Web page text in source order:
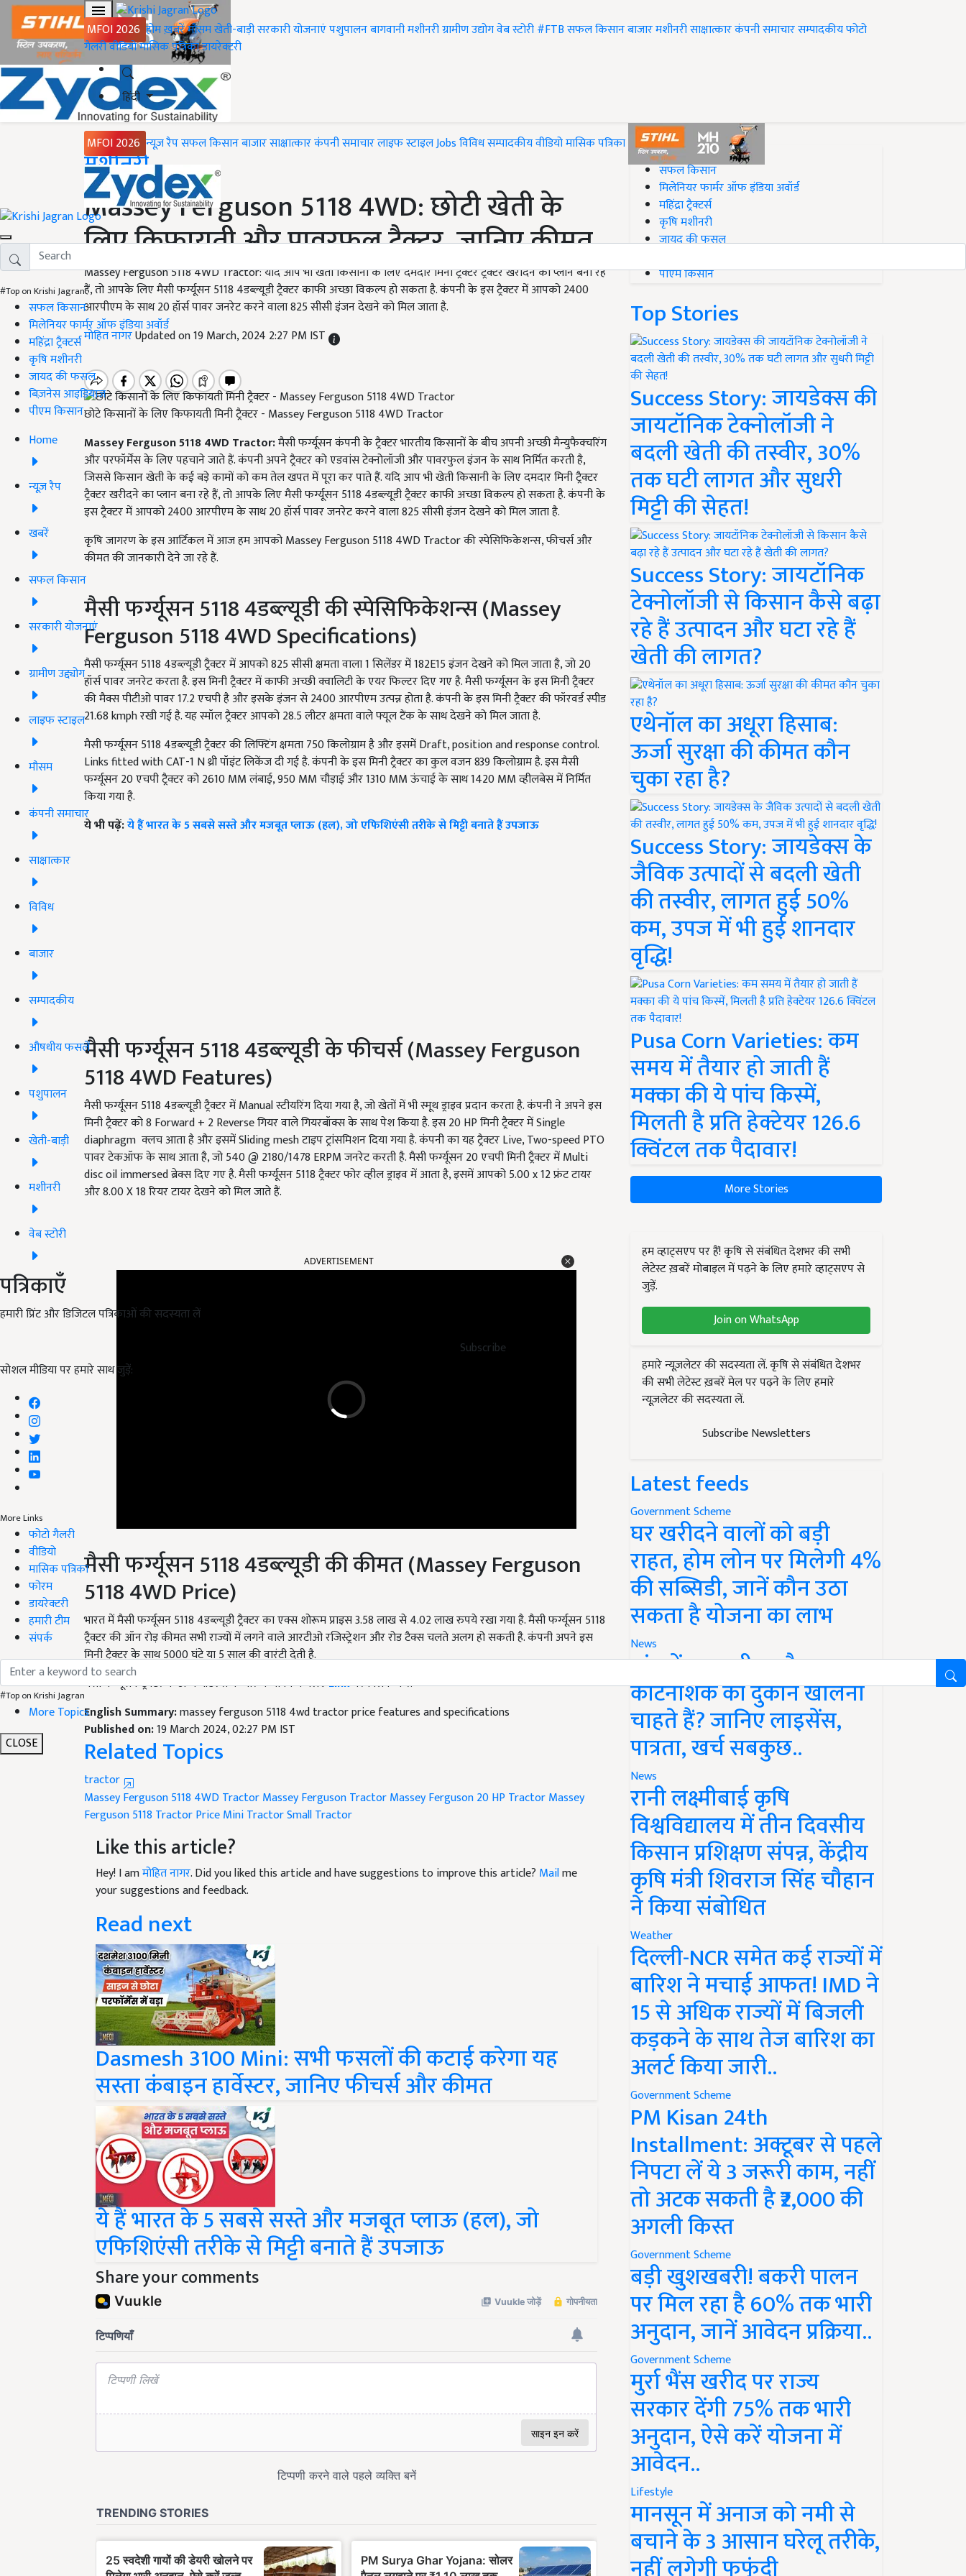
MFOI 2026 होमख़बरेंमौसमखेती-बाड़ीसरकारी योजनाएंपशुपालनबागवानीमशीनरीग्रामीण उद्योगवेब स्टोरी#FTBसफल किसानबाजारमशीनरीसाक्षात्कारकंपनी समाचारसम्पादकीयफोटो
गैलरीवीडियोमासिक पत्रिकाडायरेक्टरी
हिंदी
MFOI 2026 न्यूज़ रैपसफल किसानबाजारसाक्षात्कारकंपनी समाचारलाइफ स्टाइलJobsविविधसम्पादकीयवीडियोमासिक पत्रिका
#Top on Krishi Jagran
सफल किसान
मिलेनियर फार्मर ऑफ इंडिया अवॉर्ड
महिंद्रा ट्रैक्टर्स
कृषि मशीनरी
जायद की फसल
बिज़नेस आइडियाज
पीएम किसान
Home
न्यूज़ रैप
खबरें
सफल किसान
सरकारी योजनाएं
ग्रामीण उद्द्योग
लाइफ स्टाइल
मौसम
कंपनी समाचार
साक्षात्कार
विविध
बाजार
सम्पादकीय
औषधीय फसलें
पशुपालन
खेती-बाड़ी
मशीनरी
वेब स्टोरी
पत्रिकाएँ
हमारी प्रिंट और डिजिटल पत्रिकाओं की सदस्यता लें
Subscribe
सोशल मीडिया पर हमारे साथ जुड़ें:
More Links
फोटो गैलरी
वीडियो
मासिक पत्रिका
फोरम
डायरेक्टरी
हमारी टीम
संपर्क
#Top on Krishi Jagran
More Topics
CLOSE
Home
मशीनरी
Massey Ferguson 5118 4WD: छोटी खेती के
लिए किफायती और पावरफुल ट्रैक्टर, जानिए कीमत
Massey Ferguson 5118 4WD Tractor: यदि आप भी खेती किसानी के लिए दमदार मिनी ट्रैक्टर ट्रैक्टर खरीदने का प्लान बना रहे
हैं, तो आपके लिए मैसी फर्ग्यूसन 5118 4डब्ल्यूडी ट्रैक्टर काफी अच्छा विकल्प हो सकता है. कंपनी के इस ट्रैक्टर में आपको 2400
आरपीएम के साथ 20 हॉर्स पावर जनरेट करने वाला 825 सीसी इंजन देखने को मिल जाता है.
मोहित नागरUpdated on 19 March, 2024 2:27 PM IST
छोटे किसानों के लिए किफायती मिनी ट्रैक्टर - Massey Ferguson 5118 4WD Tractor
Massey Ferguson 5118 4WD Tractor:मैसी फर्ग्यूसन कंपनी के ट्रैक्टर भारतीय किसानों के बीच अपनी अच्छी मैन्युफैक्चरिंग
और परफॉर्मेंस के लिए पहचाने जाते हैं. कंपनी अपने ट्रैक्टर को एडवांस टेक्नोलॉजी और पावरफुल इंजन के साथ निर्मित करती है,
जिससे किसान खेती के कई बड़े कामों को कम तेल खपत में पूरा कर पाते हैं. यदि आप भी खेती किसानी के लिए दमदार मिनी ट्रैक्टर
ट्रैक्टर खरीदने का प्लान बना रहे हैं, तो आपके लिए मैसी फर्ग्यूसन 5118 4डब्ल्यूडी ट्रैक्टर काफी अच्छा विकल्प हो सकता है. कंपनी के
इस ट्रैक्टर में आपको 2400 आरपीएम के साथ 20 हॉर्स पावर जनरेट करने वाला 825 सीसी इंजन देखने को मिल जाता है.
कृषि जागरण के इस आर्टिकल में आज हम आपको Massey Ferguson 5118 4WD Tractor की स्पेसिफिकेशन्स, फीचर्स और
कीमत की जानकारी देने जा रहे हैं.
मैसी फर्ग्यूसन 5118 4डब्ल्यूडी की स्पेसिफिकेशन्स (Massey
Ferguson 5118 4WD Specifications)
मैसी फर्ग्यूसन 5118 4डब्ल्यूडी ट्रैक्टर में आपको 825 सीसी क्षमता वाला 1 सिलेंडर में 182E15 इंजन देखने को मिल जाता है, जो 20
हॉर्स पावर जनरेट करता है. इस मिनी ट्रैक्टर में काफी अच्छी क्वालिटी के एयर फिल्टर दिए गए है. मैसी फर्ग्यूसन के इस मिनी ट्रैक्टर
की मैक्स पीटीओ पावर 17.2 एचपी है और इसके इंजन से 2400 आरपीएम उत्पन्न होता है. कंपनी के इस मिनी ट्रैक्टर की फॉरवर्ड स्पीड
21.68 kmph रखी गई है. यह स्मॉल ट्रैक्टर आपको 28.5 लीटर क्षमता वाले फ्यूल टैंक के साथ देखने को मिल जाता है.
मैसी फर्ग्यूसन 5118 4डब्ल्यूडी ट्रैक्टर की लिफ्टिंग क्षमता 750 किलोग्राम है और इसमें Draft, position and response control.
Links fitted with CAT-1 N थ्री पॉइंट लिकेंज दी गई है. कंपनी के इस मिनी ट्रैक्टर का कुल वजन 839 किलोग्राम है. इस मैसी
फर्ग्यूसन 20 एचपी ट्रैक्टर को 2610 MM लंबाई, 950 MM चौड़ाई और 1310 MM ऊंचाई के साथ 1420 MM व्हीलबेस में निर्मित
किया गया है.
ये भी पढ़ें:ये हैं भारत के 5 सबसे सस्ते और मजबूत प्लाऊ (हल), जो एफिशिएंसी तरीके से मिट्टी बनाते हैं उपजाऊ
मैसी फर्ग्यूसन 5118 4डब्ल्यूडी के फीचर्स (Massey Ferguson
5118 4WD Features)
मैसी फर्ग्यूसन 5118 4डब्ल्यूडी ट्रैक्टर में Manual स्टीयरिंग दिया गया है, जो खेतों में भी स्मूथ ड्राइव प्रदान करता है. कंपनी ने अपने इस
मिनी ट्रैक्टर को 8 Forward + 2 Reverse गियर वाले गियरबॉक्स के साथ पेश किया है. इस 20 HP मिनी ट्रैक्टर में Single
diaphragm क्लच आता है और इसमें Sliding mesh टाइप ट्रांसमिशन दिया गया है. कंपनी का यह ट्रैक्टर Live, Two-speed PTO
पावर टेकऑफ के साथ आता है, जो 540 @ 2180/1478 ERPM जनरेट करती है. मैसी फर्ग्यूसन 20 एचपी मिनी ट्रैक्टर में Multi
disc oil immersed ब्रेक्स दिए गए है. मैसी फर्ग्यूसन 5118 ट्रैक्टर फोर व्हील ड्राइव में आता है, इसमें आपको 5.00 x 12 फ्रंट टायर
और 8.00 X 18 रियर टायर देखने को मिल जाते हैं.
मैसी फर्ग्यूसन 5118 4डब्ल्यूडी की कीमत (Massey Ferguson
5118 4WD Price)
भारत में मैसी फर्ग्यूसन 5118 4डब्ल्यूडी ट्रैक्टर का एक्स शोरूम प्राइस 3.58 लाख से 4.02 लाख रुपये रखा गया है. मैसी फर्ग्यूसन 5118
ट्रैक्टर की ऑन रोड़ कीमत सभी राज्यों में लगने वाले आरटीओ रजिस्ट्रेशन और रोड टैक्स चलते अलग हो सकती है. कंपनी अपने इस
मिनी ट्रैक्टर के साथ 5000 घंटे या 5 साल की वारंटी देती है.
मैसी फर्ग्यूसन ट्रैक्टर के अन्य मॉडल्स के बारें में जानने के लिए
English Summary:
Published on:19 March 2024, 02:27 PM IST
Related Topics
tractor
Massey Ferguson 5118 4WD Tractor
Ferguson 5118 Tractor PriceMini TractorSmall Tractor
Like this article?
Hey! I amमोहित नागर . Did you liked this article and have suggestions to improve this article?
your suggestions and feedback.
Read next
Dasmesh 3100 Mini: सभी फसलों की कटाई करेगा यह
सस्ता कंबाइन हार्वेस्टर, जानिए फीचर्स और कीमत
ये हैं भारत के 5 सबसे सस्ते और मजबूत प्लाऊ (हल), जो
एफिशिएंसी तरीके से मिट्टी बनाते हैं उपजाऊ
Share your comments
#Top on Krishi Jagran
सफल किसान
मिलेनियर फार्मर ऑफ इंडिया अवॉर्ड
महिंद्रा ट्रैक्टर्स
कृषि मशीनरी
जायद की फसल
पीएम किसान
Top Stories
Success Story: जायडेक्स की
जायटॉनिक टेक्नोलॉजी ने
बदली खेती की तस्वीर, 30%
तक घटी लागत और सुधरी
मिट्टी की सेहत!
Success Story: जायटॉनिक
टेक्नोलॉजी से किसान कैसे बढ़ा
रहे हैं उत्पादन और घटा रहे हैं
खेती की लागत?
एथेनॉल का अधूरा हिसाब:
ऊर्जा सुरक्षा की कीमत कौन
चुका रहा है?
Success Story: जायडेक्स के
जैविक उत्पादों से बदली खेती
की तस्वीर, लागत हुई 50%
कम, उपज में भी हुई शानदार
वृद्धि!
Pusa Corn Varieties: कम
समय में तैयार हो जाती हैं
मक्का की ये पांच किस्में,
मिलती है प्रति हेक्टेयर 126.6
क्विंटल तक पैदावार!
More Stories
हम व्हाट्सएप पर हैं! कृषि से संबंधित देशभर की सभी
लेटेस्ट ख़बरें मोबाइल में पढ़ने के लिए हमारे व्हाट्सएप से
जुड़ें.
Join on WhatsApp
हमारे न्यूज़लेटर की सदस्यता लें. कृषि से संबंधित देशभर
की सभी लेटेस्ट ख़बरें मेल पर पढ़ने के लिए हमारे
न्यूज़लेटर की सदस्यता लें.
Subscribe Newsletters
Latest feeds
Government Scheme
घर खरीदने वालों को बड़ी
राहत, होम लोन पर मिलेगी 4%
की सब्सिडी, जानें कौन उठा
सकता है योजना का लाभ
News
गांव में खाद, बीज और
कीटनाशक की दुकान खोलना
चाहते हैं? जानिए लाइसेंस,
पात्रता, खर्च सबकुछ..
News
रानी लक्ष्मीबाई कृषि
विश्वविद्यालय में तीन दिवसीय
किसान प्रशिक्षण संपन्न, केंद्रीय
कृषि मंत्री शिवराज सिंह चौहान
ने किया संबोधित
Weather
दिल्ली-NCR समेत कई राज्यों में
बारिश ने मचाई आफत! IMD ने
15 से अधिक राज्यों में बिजली
कड़कने के साथ तेज बारिश का
अलर्ट किया जारी..
Government Scheme
PM Kisan 24th
Installment: अक्टूबर से पहले
निपटा लें ये 3 जरूरी काम, नहीं
तो अटक सकती है ₹2,000 की
अगली किस्त
Government Scheme
बड़ी खुशखबरी! बकरी पालन
पर मिल रहा है 60% तक भारी
अनुदान, जानें आवेदन प्रक्रिया..
Government Scheme
मुर्रा भैंस खरीद पर राज्य
सरकार देंगी 75% तक भारी
अनुदान, ऐसे करें योजना में
आवेदन..
Lifestyle
मानसून में अनाज को नमी से
बचाने के 3 आसान घरेलू तरीके,